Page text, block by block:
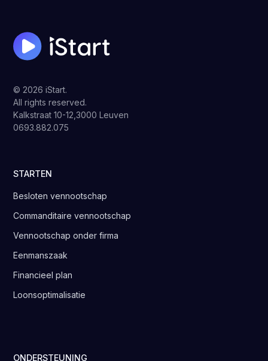
STARTEN
Besloten vennootschap
Commanditaire vennootschap
Vennootschap onder firma
Eenmanszaak
Financieel plan
Loonsoptimalisatie
ONDERSTEUNING
© 2026 iStart.
All rights reserved.
Kalkstraat 10-12,3000 Leuven
0693.882.075